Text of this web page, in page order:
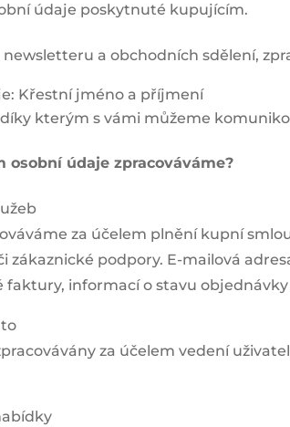
údaje poskytnuté kupujícím.
a obchodních sdělení,
Křestní jméno a příjmení
kterým s vámi můžeme
osobní údaje zpracováváme?
za účelem plnění kupní
zákaznické podpory. E-mailová
faktury, informací o stavu
za účelem vedení